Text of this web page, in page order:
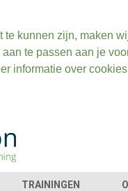
kunnen zijn, maken
te passen aan je
informatie over
TRAININGEN